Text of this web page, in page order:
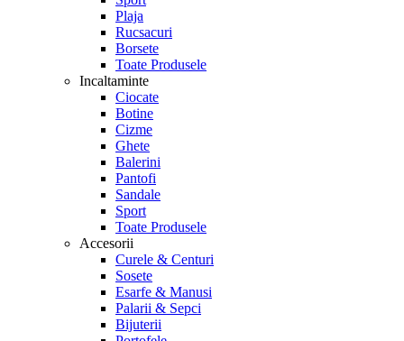
Plaja
Rucsacuri
Borsete
Toate Produsele
Incaltaminte
Ciocate
Botine
Cizme
Ghete
Balerini
Pantofi
Sandale
Sport
Toate Produsele
Accesorii
Curele & Centuri
Sosete
Esarfe & Manusi
Palarii & Sepci
Bijuterii